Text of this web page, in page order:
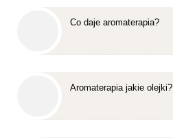
Co daje aromaterapia?
Aromaterapia jakie olejki?